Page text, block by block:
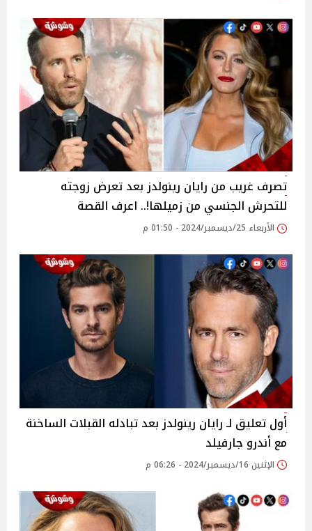
تصرف غريب من رايان رينولدز بعد تعرض زوجته
للتحرش الجنسي من زميلها!.. اعرف القصة
الأربعاء 25/ديسمبر/2024 - 01:50 م
أول تعليق لـ رايان رينولدز بعد تبادله القبلات الساخنة
مع أندرو جارفيلد
الإثنين 16/ديسمبر/2024 - 06:26 م